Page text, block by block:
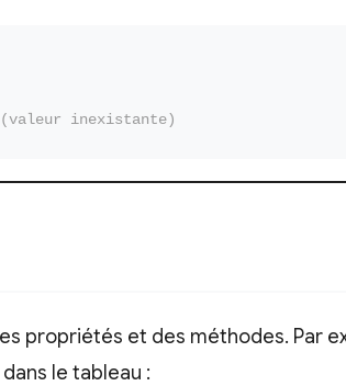
inexistante)
propriétés et des méthodes. Par
le tableau :